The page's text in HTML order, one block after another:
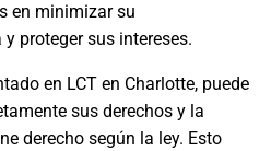
en minimizar su
proteger sus intereses.
en LCT en Charlotte, puede
sus derechos y la
derecho según la ley. Esto